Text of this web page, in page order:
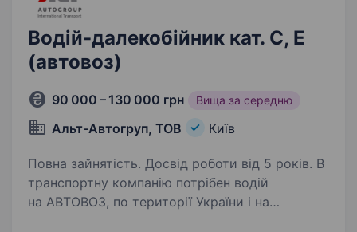
Водій-далекобійник кат. С, Е
(автовоз)
90 000 – 130 000 грн Вища за середню
Альт-Автогруп, ТОВ Київ
Повна зайнятість. Досвід роботи від 5 років. В
транспортну компанію потрібен водій
на АВТОВОЗ, по території України і на